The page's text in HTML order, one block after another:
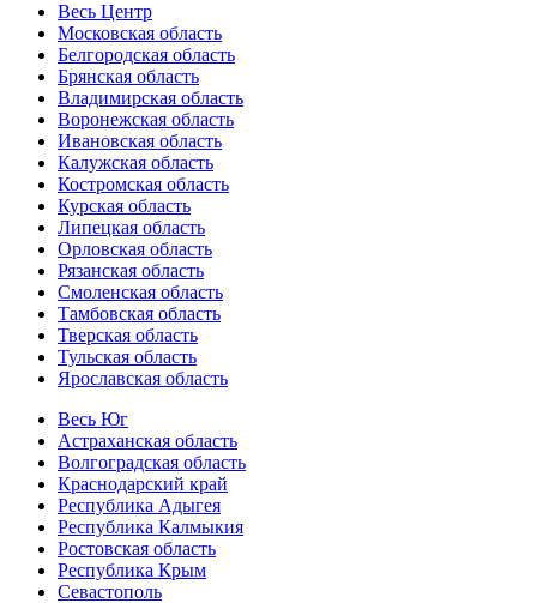
Весь Центр
Московская область
Белгородская область
Брянская область
Владимирская область
Воронежская область
Ивановская область
Калужская область
Костромская область
Курская область
Липецкая область
Орловская область
Рязанская область
Смоленская область
Тамбовская область
Тверская область
Тульская область
Ярославская область
Весь Юг
Астраханская область
Волгоградская область
Краснодарский край
Республика Адыгея
Республика Калмыкия
Ростовская область
Республика Крым
Севастополь